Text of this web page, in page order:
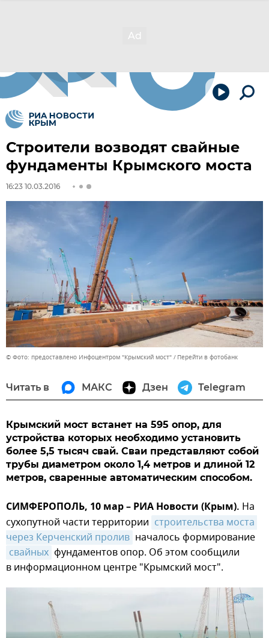
Строители возводят свайные
фундаменты Крымского моста
16:23 10.03.2016
© Фото: предоставлено Инфоцентром "Крымский мост" Перейти в фотобанк
Читать в МАКС Дзен Telegram
Крымский мост встанет на 595 опор, для
устройства которых необходимо установить
более 5,5 тысяч свай. Сваи представляют собой
трубы диаметром около 1,4 метров и длиной 12
метров, сваренные автоматическим способом.
СИМФЕРОПОЛЬ, 10 мар – РИА Новости (Крым). На
сухопутной части территории строительства моста
через Керченский пролив началось формирование
свайных фундаментов опор. Об этом сообщили
в информационном центре "Крымский мост".